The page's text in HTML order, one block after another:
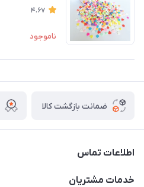
4.67
ناموجود
ضمانت بازگشت کالا
اطلاعات تماس
خدمات مشتریان